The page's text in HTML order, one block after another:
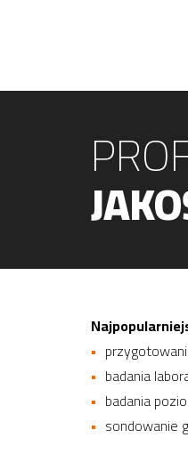
badania
badania
sondowanie